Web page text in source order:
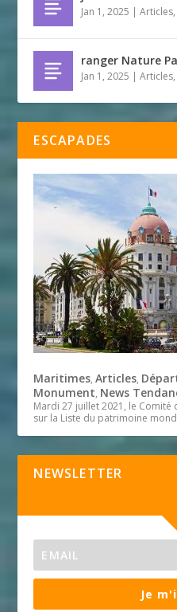
Jan 1, 2025 |Articles,
ranger Nature
Jan 1, 2025 |Articles,
ESCAPADES
Maritimes,Articles,
Monument, News
Mardi 27 juillet 2021, le
sur la Liste du patrimoine
NEWSLETTER
Je